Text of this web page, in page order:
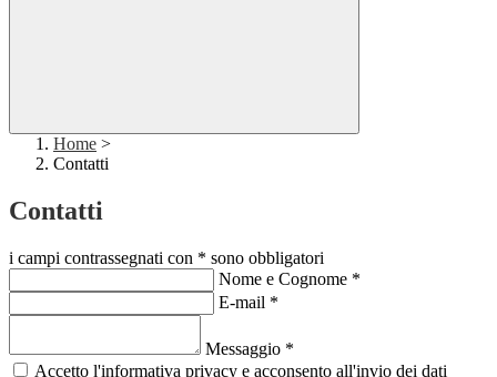
Home >
Contatti
Contatti
i campi contrassegnati con * sono obbligatori
Nome e Cognome *
E-mail *
Messaggio *
Accetto l'informativa privacy e acconsento all'invio dei dati